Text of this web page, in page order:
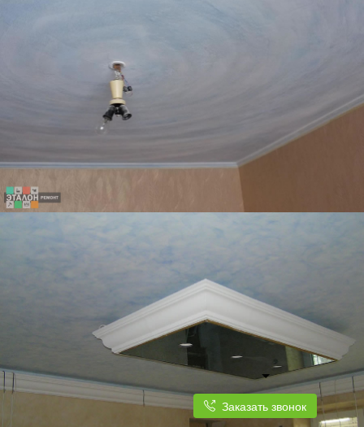
Заказать звонок